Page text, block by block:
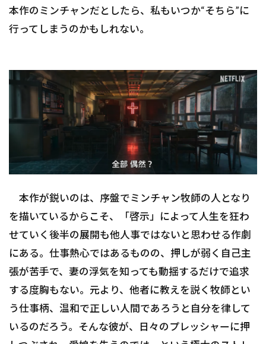
本作のミンチャンだとしたら、私もいつか“そちら”に
行ってしまうのかもしれない。
本作が鋭いのは、序盤でミンチャン牧師の人となり
を描いているからこそ、「啓示」によって人生を狂わ
せていく後半の展開も他人事ではないと思わせる作劇
にある。仕事熱心ではあるものの、押しが弱く自己主
張が苦手で、妻の浮気を知っても動揺するだけで追求
する度胸もない。元より、他者に教えを説く牧師とい
う仕事柄、温和で正しい人間であろうと自分を律して
いるのだろう。そんな彼が、日々のプレッシャーに押